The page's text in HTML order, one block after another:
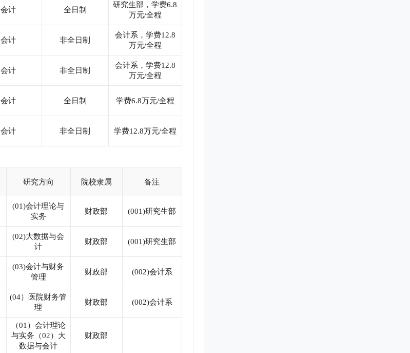
会计 全日制
研究生部，学费6.8
万元/全程
会计 非全日制
会计系，学费12.8
万元/全程
会计 非全日制
会计系，学费12.8
万元/全程
会计 全日制 学费6.8万元/全程
会计 非全日制 学费12.8万元/全程
研究方向 院校隶属 备注
(01)会计理论与
实务
财政部 (001)研究生部
(02)大数据与会
计
财政部 (001)研究生部
(03)会计与财务
管理
财政部 (002)会计系
(04）医院财务管
理
财政部 (002)会计系
（01）会计理论
与实务（02）大
数据与会计
财政部